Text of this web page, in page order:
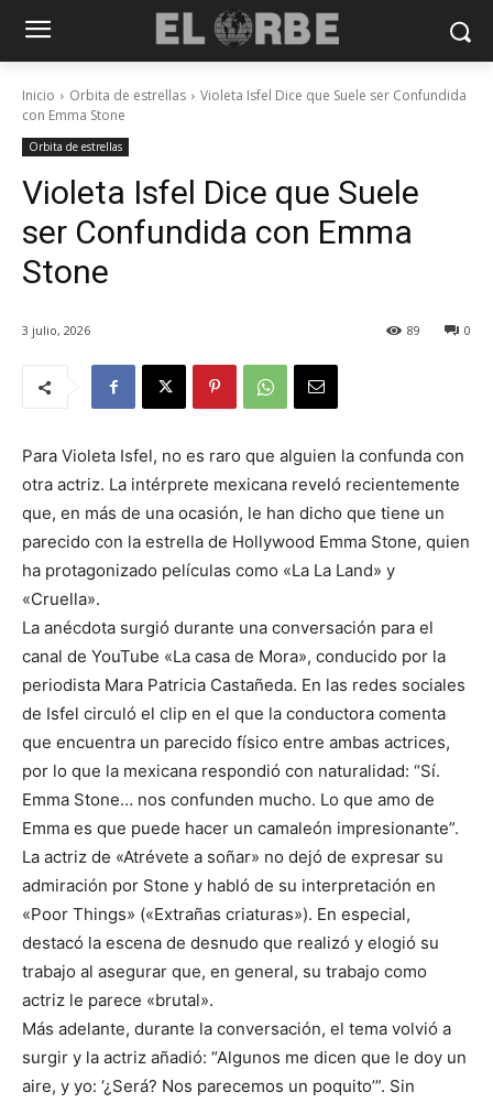
Inicio Orbita de estrellas
Violeta Isfel Dice que Suele ser Confundida
con Emma Stone
Orbita de estrellas
Violeta Isfel Dice que Suele
ser Confundida con Emma
Stone
3 julio, 2026 0
89
Para Violeta Isfel, no es raro que alguien la confunda con
otra actriz. La intérprete mexicana reveló recientemente
que, en más de una ocasión, le han dicho que tiene un
parecido con la estrella de Hollywood Emma Stone, quien
ha protagonizado películas como «La La Land» y
«Cruella».
La anécdota surgió durante una conversación para el
canal de YouTube «La casa de Mora», conducido por la
periodista Mara Patricia Castañeda. En las redes sociales
de Isfel circuló el clip en el que la conductora comenta
que encuentra un parecido físico entre ambas actrices,
por lo que la mexicana respondió con naturalidad: “Sí.
Emma Stone… nos confunden mucho. Lo que amo de
Emma es que puede hacer un camaleón impresionante”.
La actriz de «Atrévete a soñar» no dejó de expresar su
admiración por Stone y habló de su interpretación en
«Poor Things» («Extrañas criaturas»). En especial,
destacó la escena de desnudo que realizó y elogió su
trabajo al asegurar que, en general, su trabajo como
actriz le parece «brutal».
Más adelante, durante la conversación, el tema volvió a
surgir y la actriz añadió: “Algunos me dicen que le doy un
aire, y yo: ‘¿Será? Nos parecemos un poquito’”. Sin